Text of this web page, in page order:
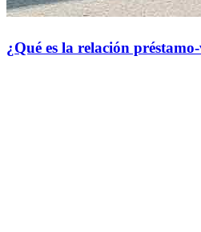
¿Qué es la relación